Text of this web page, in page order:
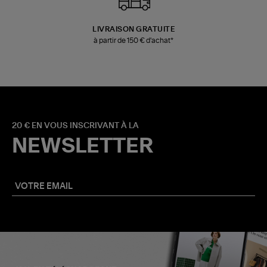
LIVRAISON GRATUITE
à partir de 150 € d'achat*
20 € EN VOUS INSCRIVANT À LA
NEWSLETTER